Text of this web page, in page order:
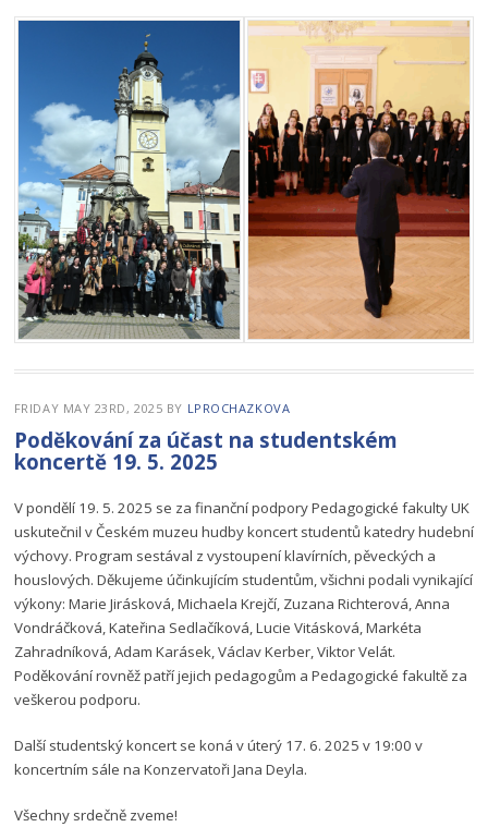
FRIDAY MAY 23RD, 2025 BY LPROCHAZKOVA
Poděkování za účast na studentském
koncertě 19. 5. 2025
V pondělí 19. 5. 2025 se za finanční podpory Pedagogické fakulty UK
uskutečnil v Českém muzeu hudby koncert studentů katedry hudební
výchovy. Program sestával z vystoupení klavírních, pěveckých a
houslových. Děkujeme účinkujícím studentům, všichni podali vynikající
výkony: Marie Jirásková, Michaela Krejčí, Zuzana Richterová, Anna
Vondráčková, Kateřina Sedlačíková, Lucie Vitásková, Markéta
Zahradníková, Adam Karásek, Václav Kerber, Viktor Velát.
Poděkování rovněž patří jejich pedagogům a Pedagogické fakultě za
veškerou podporu.
Další studentský koncert se koná v úterý 17. 6. 2025 v 19:00 v
koncertním sále na Konzervatoři Jana Deyla.
Všechny srdečně zveme!